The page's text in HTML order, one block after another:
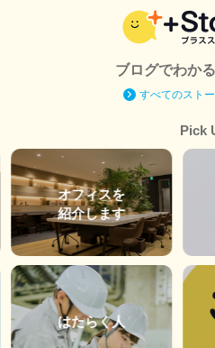
ブログでわか
すべてのスト
Pick
オフィスを
紹介します
はたらく人